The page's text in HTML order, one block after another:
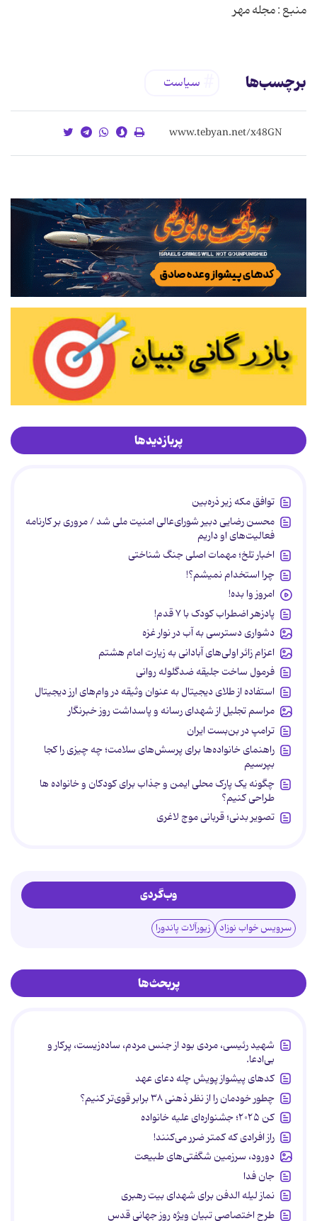
منبع : مجله مهر
برچسب‌ها سیاست
پربازدیدها
توافق مکه زیر ذره‌بین
محسن رضایی دبیر شورای‌عالی امنیت ملی شد / مروری بر کارنامه
فعالیت‌های او داریم
اخبار تلخ؛ مهمات اصلی جنگ شناختی
چرا استخدام نمیشم؟!
امروز وا بده!
پادزهر اضطراب کودک با ۷ قدم!
دشواری دسترسی به آب در نوار غزه
اعزام زائر اولی‌های آبادانی به زیارت امام هشتم
فرمول ساخت جلیقه ضدگلوله روانی
استفاده از طلای دیجیتال به عنوان وثیقه در وام‌های ارز دیجیتال
مراسم تجلیل از شهدای رسانه و پاسداشت روز خبرنگار
ترامپ در بن‌بست ایران
راهنمای خانواده‌ها برای پرسش‌های سلامت؛ چه چیزی را کجا
بپرسیم
چگونه یک پارک محلی ایمن و جذاب برای کودکان و خانواده ها
طراحی کنیم؟
تصویر بدنی؛ قربانی موج لاغری
وب‌گردی
سرویس خواب نوزاد زیورآلات پاندورا
پربحث‌ها
شهید رئیسی، مردی بود از جنس مردم، ساده‌زیست، پرکار و
بی‌ادعا.
کدهای پیشواز پویش چله دعای عهد
چطور خودمان را از نظر ذهنی ۳۸ برابر قوی‌تر کنیم؟
کن ۲۰۲۵؛ جشنواره‌ای علیه خانواده
راز افرادی که کمتر ضرر می‌کنند!
دورود، سرزمین شگفتی‌های طبیعت
جان فدا
نماز لیله الدفن برای شهدای بیت رهبری
طرح اختصاصی تبیان ویژه روز جهانی قدس